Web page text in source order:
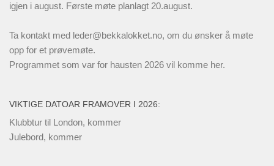
igjen i august. Første møte planlagt 20.august.
Ta kontakt med leder@bekkalokket.no, om du ønsker å møte
opp for et prøvemøte.
Programmet som var for hausten 2026 vil komme her.
VIKTIGE DATOAR FRAMOVER I 2026:
Klubbtur til London, kommer
Julebord, kommer